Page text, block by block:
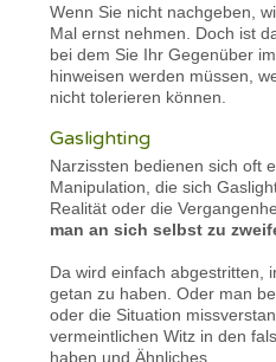
Wenn Sie nicht nachgeben,
Mal ernst nehmen. Doch ist
bei dem Sie Ihr Gegenüber
hinweisen werden müssen,
nicht tolerieren können.
Gaslighting
Narzissten bedienen sich oft
Manipulation, die sich
Realität oder die
man an sich selbst zu
Da wird einfach abgestritten,
getan zu haben. Oder man
oder die Situation
vermeintlichen Witz in den
haben und Ähnliches.